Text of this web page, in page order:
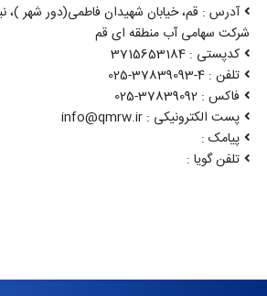
آدرس : قم، خیابان شهیدان فاطمی(دور شهر
شرکت سهامی آب منطقه ای قم
کدپستی : 3715653184
تلفن : 4-37839093-025
فاکس : 37839092-025
پست الکترونیکی : info@qmrw.ir
پیامک :
تلفن گویا :